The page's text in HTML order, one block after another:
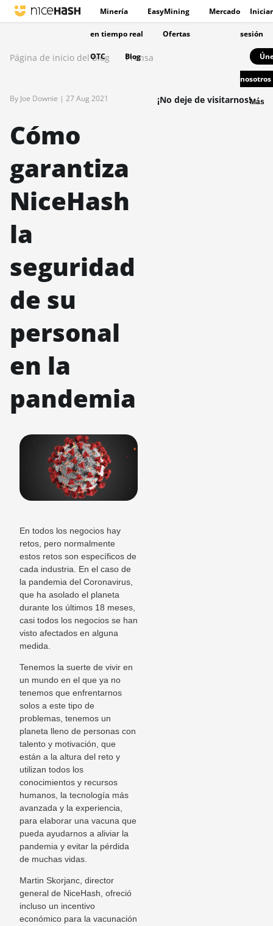
Minería EasyMining Mercado
en tiempo real Ofertas
OTC Blog
Iniciar
sesión
nosotros
Más
Página de inicio del blog Prensa
By Joe Downie | 27 Aug 2021
Cómo
garantiza
NiceHash
la
seguridad
de su
personal
en la
pandemia
En todos los negocios hay
retos, pero normalmente
estos retos son específicos de
cada industria. En el caso de
la pandemia del Coronavirus,
que ha asolado el planeta
durante los últimos 18 meses,
casi todos los negocios se han
visto afectados en alguna
medida.
Tenemos la suerte de vivir en
un mundo en el que ya no
tenemos que enfrentarnos
solos a este tipo de
problemas, tenemos un
planeta lleno de personas con
talento y motivación, que
están a la altura del reto y
utilizan todos los
conocimientos y recursos
humanos, la tecnología más
avanzada y la experiencia,
para elaborar una vacuna que
pueda ayudarnos a aliviar la
pandemia y evitar la pérdida
de muchas vidas.
Martin Skorjanc, director
general de NiceHash, ofreció
incluso un incentivo
económico para la vacunación
¡No deje de visitarnos!